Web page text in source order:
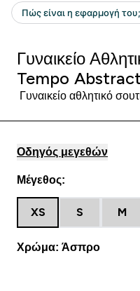
Γυναικείο
Tempo Abstract
Γυναικείο αθλητικό
Οδηγός μεγεθών
Μέγεθος:
XS S M
Χρώμα: Άσπρο